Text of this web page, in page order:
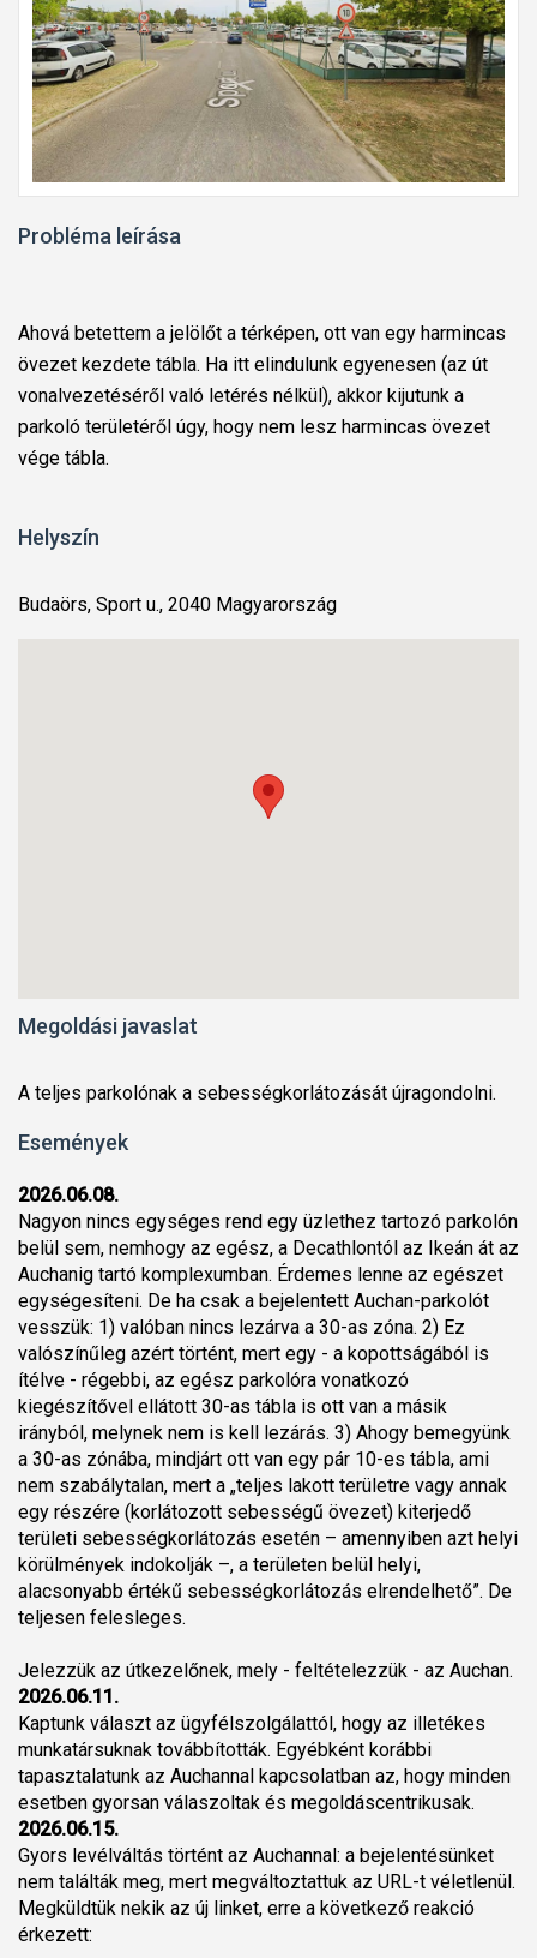
Probléma leírása
Ahová betettem a jelölőt a térképen, ott van egy harmincas
övezet kezdete tábla. Ha itt elindulunk egyenesen (az út
vonalvezetéséről való letérés nélkül), akkor kijutunk a
parkoló területéről úgy, hogy nem lesz harmincas övezet
vége tábla.
Helyszín
Budaörs, Sport u., 2040 Magyarország
Megoldási javaslat
A teljes parkolónak a sebességkorlátozását újragondolni.
Események
2026.06.08.
Nagyon nincs egységes rend egy üzlethez tartozó parkolón
belül sem, nemhogy az egész, a Decathlontól az Ikeán át az
Auchanig tartó komplexumban. Érdemes lenne az egészet
egységesíteni. De ha csak a bejelentett Auchan-parkolót
vesszük: 1) valóban nincs lezárva a 30-as zóna. 2) Ez
valószínűleg azért történt, mert egy - a kopottságából is
ítélve - régebbi, az egész parkolóra vonatkozó
kiegészítővel ellátott 30-as tábla is ott van a másik
irányból, melynek nem is kell lezárás. 3) Ahogy bemegyünk
a 30-as zónába, mindjárt ott van egy pár 10-es tábla, ami
nem szabálytalan, mert a „teljes lakott területre vagy annak
egy részére (korlátozott sebességű övezet) kiterjedő
területi sebességkorlátozás esetén – amennyiben azt helyi
körülmények indokolják –, a területen belül helyi,
alacsonyabb értékű sebességkorlátozás elrendelhető”. De
teljesen felesleges.
Jelezzük az útkezelőnek, mely - feltételezzük - az Auchan.
2026.06.11.
Kaptunk választ az ügyfélszolgálattól, hogy az illetékes
munkatársuknak továbbították. Egyébként korábbi
tapasztalatunk az Auchannal kapcsolatban az, hogy minden
esetben gyorsan válaszoltak és megoldáscentrikusak.
2026.06.15.
Gyors levélváltás történt az Auchannal: a bejelentésünket
nem találták meg, mert megváltoztattuk az URL-t véletlenül.
Megküldtük nekik az új linket, erre a következő reakció
érkezett: